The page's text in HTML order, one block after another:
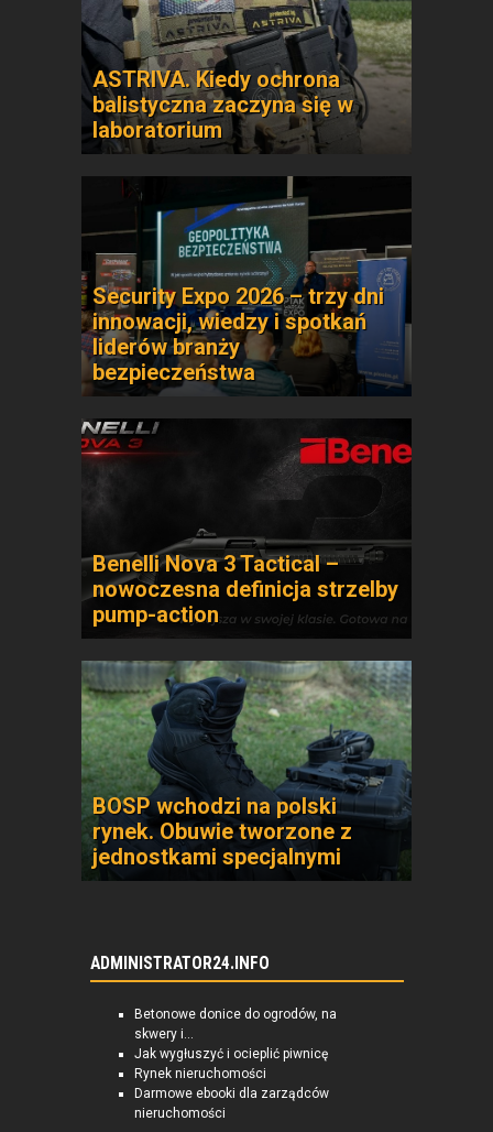
ASTRIVA. Kiedy ochrona
balistyczna zaczyna się w
laboratorium
Security Expo 2026 – trzy dni
innowacji, wiedzy i spotkań
liderów branży
bezpieczeństwa
Benelli Nova 3 Tactical –
nowoczesna definicja strzelby
pump-action
BOSP wchodzi na polski
rynek. Obuwie tworzone z
jednostkami specjalnymi
ADMINISTRATOR24.INFO
Betonowe donice do ogrodów, na
skwery i...
Jak wygłuszyć i ocieplić piwnicę
Rynek nieruchomości
Darmowe ebooki dla zarządców
nieruchomości